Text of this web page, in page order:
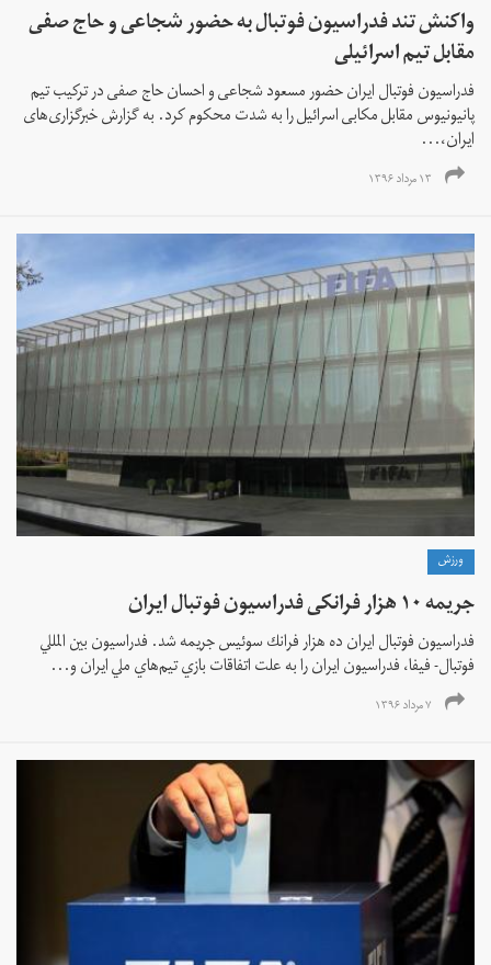
واکنش تند فدراسیون فوتبال به حضور شجاعی و حاج صفی
مقابل تیم اسرائیلی
فدراسیون فوتبال ایران حضور مسعود شجاعی و احسان حاج صفی در ترکیب تیم
پانیونیوس مقابل مکابی اسرائیل را به شدت محکوم کرد. به گزارش خبرگزاری‌های
ایران،...
۱۳ مرداد ۱۳۹۶
ورزش
جریمه ۱۰ هزار فرانکی فدراسیون فوتبال ایران
فدراسيون فوتبال ايران ده هزار فرانك سوئيس جريمه شد. فدراسيون بين المللي
فوتبال- فيفا، فدراسيون ايران را به علت اتفاقات بازي تيم‌هاي ملي ايران و...
۷ مرداد ۱۳۹۶